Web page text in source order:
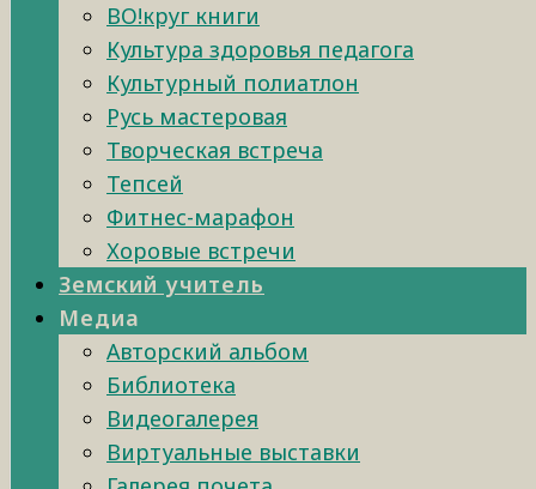
ВО!круг книги
Культура здоровья педагога
Культурный полиатлон
Русь мастеровая
Творческая встреча
Тепсей
Фитнес-марафон
Хоровые встречи
Земский учитель
Медиа
Авторский альбом
Библиотека
Видеогалерея
Виртуальные выставки